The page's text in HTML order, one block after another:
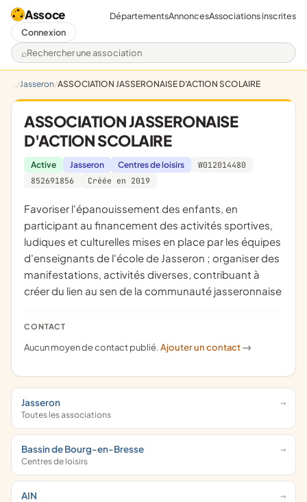
Assoce
Rechercher une association
DépartementsAnnoncesAssociations inscrites
Connexion
Jasseron ASSOCIATION JASSERONAISE D'ACTION SCOLAIRE
ASSOCIATION JASSERONAISE
D'ACTION SCOLAIRE
Active Jasseron Centres de loisirs
W012014480
852691856
Créée en 2019
favoriser l'épanouissement des enfants, en
participant au financement des activités sportives,
ludiques et culturelles mises en place par les équipes
d'enseignants de l'école de Jasseron ; organiser des
manifestations, activités diverses, contribuant à
créer du lien au sen de la communauté jasseronnaise
CONTACT
Aucun moyen de contact publié.Ajouter un contact ->
Jasseron
Toutes les associations
Bassin de Bourg-en-Bresse
Centres de loisirs
AIN